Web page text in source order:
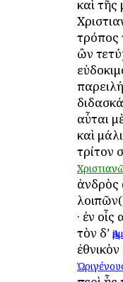
καὶ
τρόπος
ὢν
αὗται
καὶ
τρίτον
· ἐν
τὸν δ’